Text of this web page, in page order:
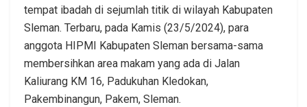
tempat ibadah di sejumlah titik di wilayah Kabupaten
Sleman. Terbaru, pada Kamis (23/5/2024), para
anggota HIPMI Kabupaten Sleman bersama-sama
membersihkan area makam yang ada di Jalan
Kaliurang KM 16, Padukuhan Kledokan,
Pakembinangun, Pakem, Sleman.